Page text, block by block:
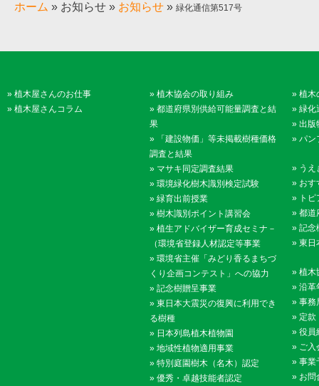
ホーム » お知らせ » お知らせ » 緑化通信第517号
» 植木屋さんのお仕事
» 植木屋さんコラム
» 植木協会の取り組み
» 都道府県別供給可能量調査と結
果
»
「建設物価」等未掲載樹種価格
調査と結果
» マサキ同定調査結果
» 環境緑化樹木識別検定試験
» 緑育出前授業
» 樹木識別ポイント講習会
» 植生アドバイザー育成セミナ－
（環境省登録人材認定等事業
» 環境省主催「みどり香るまちづ
くり企画コンテスト」への協力
» 記念樹贈呈事業
» 東日本大震災の復興に利用でき
る樹種
» 日本列島植木植物園
» 地域性植物適用事業
» 特別庭園樹木（名木）認定
» 優秀・卓越技能者認定
» 植木
» 緑化
» 出版
» パン
» うえ
» おす
» ト
» 都道
» 記念
» 東日
» 植木
» 沿革
» 事務
» 定款
» 役員
» ご入
» 事業
» お問